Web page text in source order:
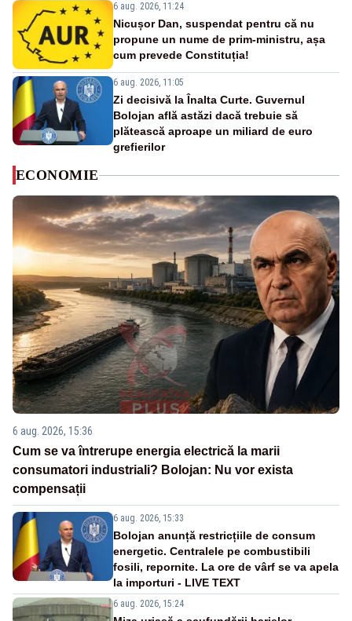
6 aug. 2026, 11:24
Nicușor Dan, suspendat pentru că nu
propune un nume de prim-ministru, așa
cum prevede Constituția!
6 aug. 2026, 11:05
Zi decisivă la Înalta Curte. Guvernul
Bolojan află astăzi dacă trebuie să
plătească aproape un miliard de euro
grefierilor
ECONOMIE
6 aug. 2026, 15:36
Cum se va întrerupe energia electrică la marii
consumatori industriali? Bolojan: Nu vor exista
compensații
6 aug. 2026, 15:33
Bolojan anunță restricțiile de consum
energetic. Centralele pe combustibili
fosili, repornite. La ore de vârf se va apela
la importuri - LIVE TEXT
6 aug. 2026, 15:24